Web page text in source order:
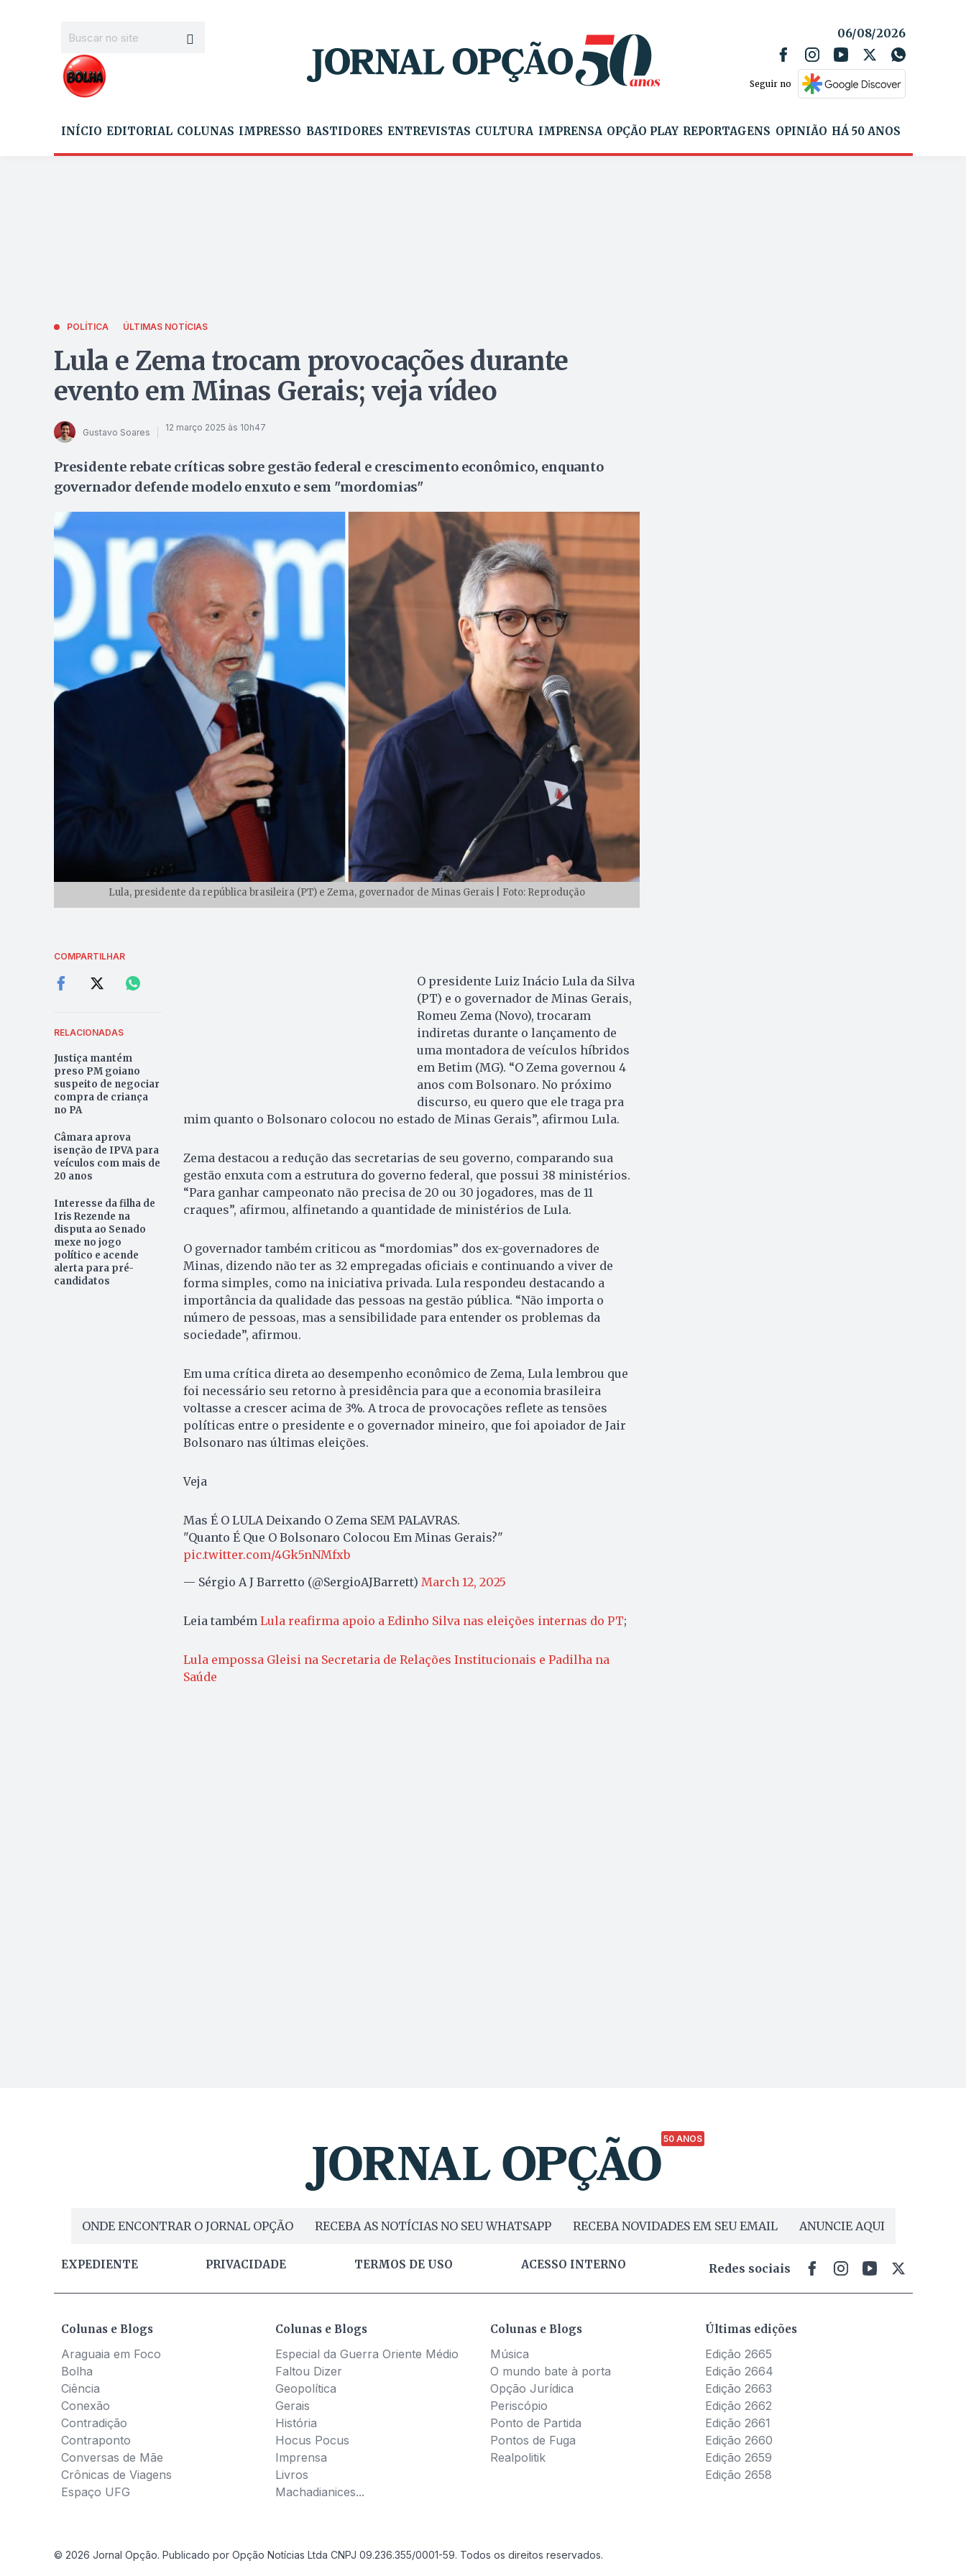
06/08/2026
Seguir no
INÍCIO EDITORIAL COLUNAS IMPRESSO BASTIDORES ENTREVISTAS CULTURA IMPRENSA OPÇÃO PLAY REPORTAGENS OPINIÃO HÁ 50 ANOS
POLÍTICA ÚLTIMAS NOTÍCIAS
Lula e Zema trocam provocações durante
evento em Minas Gerais; veja vídeo
Gustavo Soares 12 março 2025 às 10h47
Presidente rebate críticas sobre gestão federal e crescimento econômico, enquanto
governador defende modelo enxuto e sem "mordomias"
Lula, presidente da república brasileira (PT) e Zema, governador de Minas Gerais | Foto: Reprodução
COMPARTILHAR
RELACIONADAS
Justiça mantém
preso PM goiano
suspeito de negociar
compra de criança
no PA
Câmara aprova
isenção de IPVA para
veículos com mais de
20 anos
Interesse da filha de
Iris Rezende na
disputa ao Senado
mexe no jogo
político e acende
alerta para pré-
candidatos
O presidente Luiz Inácio Lula da Silva
(PT) e o governador de Minas Gerais,
Romeu Zema (Novo), trocaram
indiretas durante o lançamento de
uma montadora de veículos híbridos
em Betim (MG). “O Zema governou 4
anos com Bolsonaro. No próximo
discurso, eu quero que ele traga pra
mim quanto o Bolsonaro colocou no estado de Minas Gerais”, afirmou Lula.
Zema destacou a redução das secretarias de seu governo, comparando sua
gestão enxuta com a estrutura do governo federal, que possui 38 ministérios.
“Para ganhar campeonato não precisa de 20 ou 30 jogadores, mas de 11
craques”, afirmou, alfinetando a quantidade de ministérios de Lula.
O governador também criticou as “mordomias” dos ex-governadores de
Minas, dizendo não ter as 32 empregadas oficiais e continuando a viver de
forma simples, como na iniciativa privada. Lula respondeu destacando a
importância da qualidade das pessoas na gestão pública. “Não importa o
número de pessoas, mas a sensibilidade para entender os problemas da
sociedade”, afirmou.
Em uma crítica direta ao desempenho econômico de Zema, Lula lembrou que
foi necessário seu retorno à presidência para que a economia brasileira
voltasse a crescer acima de 3%. A troca de provocações reflete as tensões
políticas entre o presidente e o governador mineiro, que foi apoiador de Jair
Bolsonaro nas últimas eleições.
Veja
Mas É O LULA Deixando O Zema SEM PALAVRAS.
"Quanto É Que O Bolsonaro Colocou Em Minas Gerais?"
pic.twitter.com/4Gk5nNMfxb
— Sérgio A J Barretto (@SergioAJBarrett) March 12, 2025
Leia também Lula reafirma apoio a Edinho Silva nas eleições internas do PT;
Lula empossa Gleisi na Secretaria de Relações Institucionais e Padilha na
Saúde
50 ANOS
ONDE ENCONTRAR O JORNAL OPÇÃO RECEBA AS NOTÍCIAS NO SEU WHATSAPP RECEBA NOVIDADES EM SEU EMAIL ANUNCIE AQUI
EXPEDIENTE PRIVACIDADE TERMOS DE USO ACESSO INTERNO Redes sociais
Colunas e Blogs
Araguaia em Foco
Bolha
Ciência
Conexão
Contradição
Contraponto
Conversas de Mãe
Crônicas de Viagens
Espaço UFG
Colunas e Blogs
Especial da Guerra Oriente Médio
Faltou Dizer
Geopolítica
Gerais
História
Hocus Pocus
Imprensa
Livros
Machadianices...
Colunas e Blogs
Música
O mundo bate à porta
Opção Jurídica
Periscópio
Ponto de Partida
Pontos de Fuga
Realpolitik
Últimas edições
Edição 2665
Edição 2664
Edição 2663
Edição 2662
Edição 2661
Edição 2660
Edição 2659
Edição 2658
© 2026 Jornal Opção. Publicado por Opção Notícias Ltda CNPJ 09.236.355/0001-59. Todos os direitos reservados.